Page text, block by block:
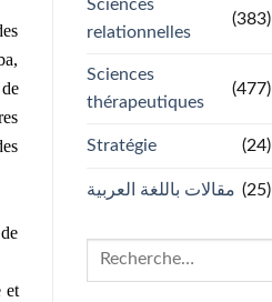
et
Sciences
relationnelles
(383)
Sciences
thérapeutiques
(477)
Stratégie (24)
مقالات باللغة العربية (25)